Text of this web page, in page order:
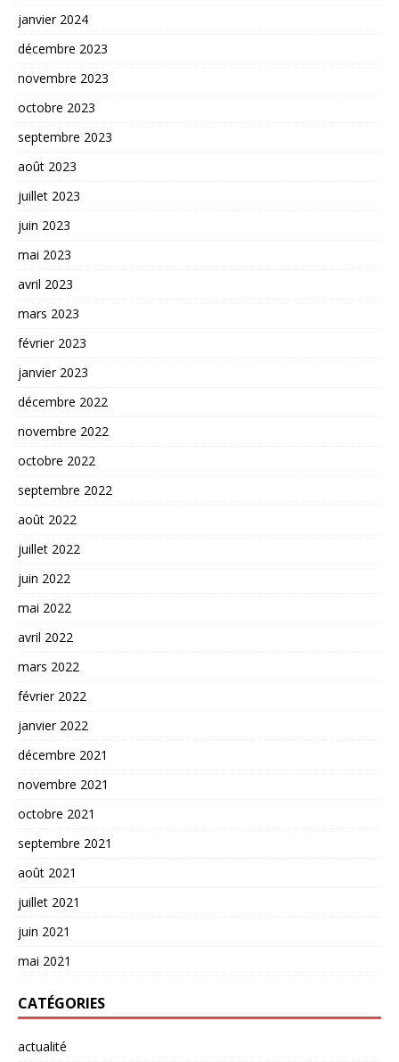
janvier 2024
décembre 2023
novembre 2023
octobre 2023
septembre 2023
août 2023
juillet 2023
juin 2023
mai 2023
avril 2023
mars 2023
février 2023
janvier 2023
décembre 2022
novembre 2022
octobre 2022
septembre 2022
août 2022
juillet 2022
juin 2022
mai 2022
avril 2022
mars 2022
février 2022
janvier 2022
décembre 2021
novembre 2021
octobre 2021
septembre 2021
août 2021
juillet 2021
juin 2021
mai 2021
CATÉGORIES
actualité